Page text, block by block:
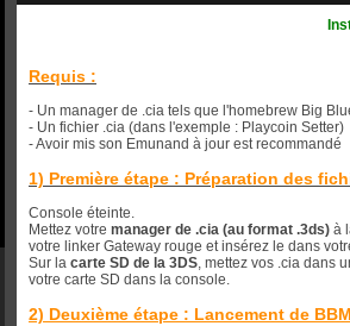
Requis :
- Un manager de .cia tels que l'homebrew Big
- Un fichier .cia (dans l'exemple : Playcoin Setter)
- Avoir mis son Emunand à jour est recommandé
1) Première étape : Préparation des
Console éteinte.
Mettez votre manager de .cia (au format .3ds) à
votre linker Gateway rouge et insérez le dans
Sur la carte SD de la 3DS, mettez vos .cia dans
votre carte SD dans la console.
2) Deuxième étape : Lancement de